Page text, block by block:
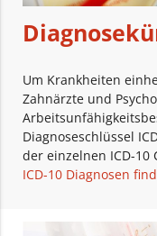
Um Krankheiten
Zahnärzte und
Diagnoseschlüssel
der einzelnen ICD-10
ICD-10 Diagnosen